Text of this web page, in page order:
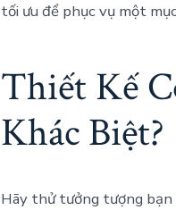
tối ưu để phục vụ một
Thiết Kế
Khác Biệt?
Hãy thử tưởng tượng bạn